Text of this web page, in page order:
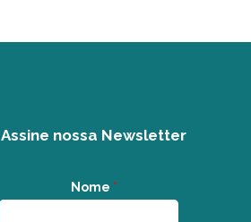
Assine nossa Newsletter
Nome *